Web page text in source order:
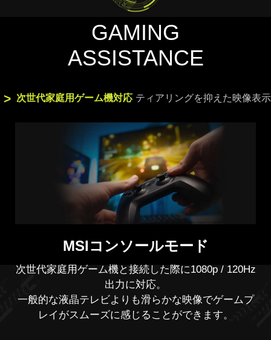
GAMING
ASSISTANCE
次世代家庭用ゲーム機対応 ティアリングを抑えた映像表示
MSIコンソールモード
次世代家庭用ゲーム機と接続した際に1080p / 120Hz
出力に対応。
一般的な液晶テレビよりも滑らかな映像でゲームプ
レイがスムーズに感じることができます。
わせて使用することによりゲームプレイのストレス
流れるような滑らかな表示が可能で、長時間のゲー
ムプレイにおいても心地よいゲーム環境を提供しま
す。